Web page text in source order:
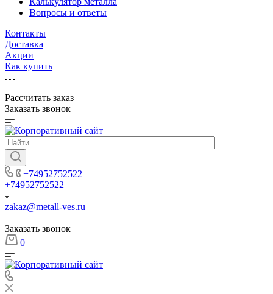
Вопросы и ответы
Контакты
Доставка
Акции
Как купить
Рассчитать заказ
Заказать звонок
+74952752522
+74952752522
zakaz@metall-ves.ru
Заказать звонок
0